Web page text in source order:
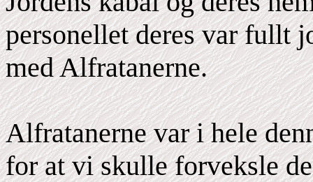
personellet deres var fullt
med Alfratanerne.
Alfratanerne var i hele
for at vi skulle forveksle